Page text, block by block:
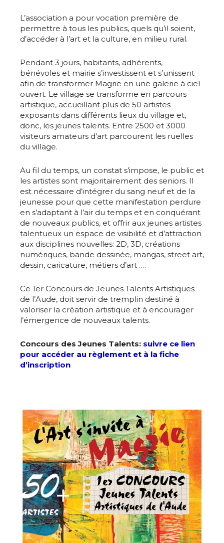
Adresse email*
Nom
Statut / Organisation
J'accepte lestermes et conditions
* Champ obligatoire
Nom
Prénom
Statut / Organisation
J'accepte lestermes et conditions
L’association a pour vocation première de
permettre à tous les publics, quels qu’il soient,
d’accéder à l’art et la culture, en milieu rural.
Pendant 3 jours, habitants, adhérents,
bénévoles et mairie s’investissent et s’unissent
afin de transformer Magrie en une galerie à ciel
ouvert. Le village se transforme en parcours
artistique, accueillant plus de 50 artistes
exposants dans différents lieux du village et,
donc, les jeunes talents. Entre 2500 et 3000
visiteurs amateurs d’art parcourent les ruelles
du village.
Au fil du temps, un constat s’impose, le public et
les artistes sont majoritairement des seniors. Il
est nécessaire d’intégrer du sang neuf et de la
jeunesse pour que cette manifestation perdure
en s’adaptant à l’air du temps et en conquérant
de nouveaux publics, et offrir aux jeunes artistes
talentueux un espace de visibilité et d’attraction
aux disciplines nouvelles: 2D, 3D, créations
numériques, bande dessinée, mangas, street art,
dessin, caricature, métiers d’art ….
Ce 1er Concours de Jeunes Talents Artistiques
de l’Aude, doit servir de tremplin destiné à
valoriser la création artistique et à encourager
l’émergence de nouveaux talents.
Concours des Jeunes Talents: suivre ce lien
pour accéder au règlement et à la fiche
d’inscription